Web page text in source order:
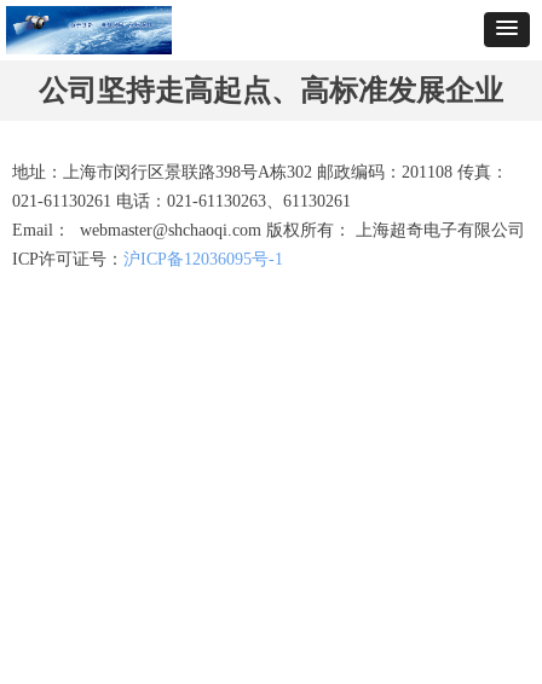
公司坚持走高起点、高标准发展企业
地址：上海市闵行区景联路398号A栋302 邮政编码：201108 传真：
021-61130261 电话：021-61130263、61130261
Email： webmaster@shchaoqi.com 版权所有： 上海超奇电子有限公司
ICP许可证号： 沪ICP备12036095号-1